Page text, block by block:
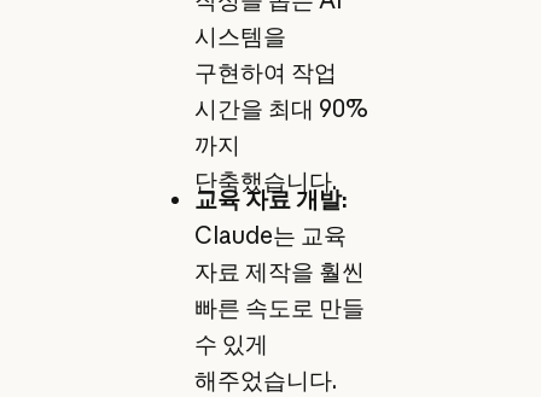
시스템을
구현하여 작업
시간을 최대 90%
까지
단축했습니다.
교육 자료 개발:
Claude는 교육
자료 제작을 훨씬
빠른 속도로 만들
수 있게
해주었습니다.